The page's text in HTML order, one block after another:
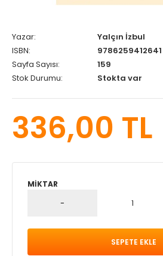
Yazar:
Yalçın İzbul
ISBN:
9786259412641
Sayfa Sayısı:
159
Stok Durumu:
Stokta var
336,00 TL
MIKTAR